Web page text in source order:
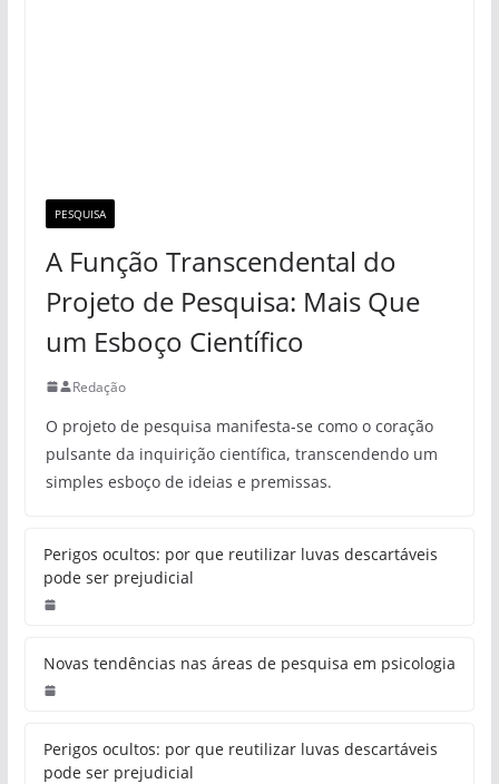
PESQUISA
A Função Transcendental do
Projeto de Pesquisa: Mais Que
um Esboço Científico
Redação
O projeto de pesquisa manifesta-se como o coração
pulsante da inquirição científica, transcendendo um
simples esboço de ideias e premissas.
Perigos ocultos: por que reutilizar luvas descartáveis
pode ser prejudicial
Novas tendências nas áreas de pesquisa em psicologia
Perigos ocultos: por que reutilizar luvas descartáveis
pode ser prejudicial